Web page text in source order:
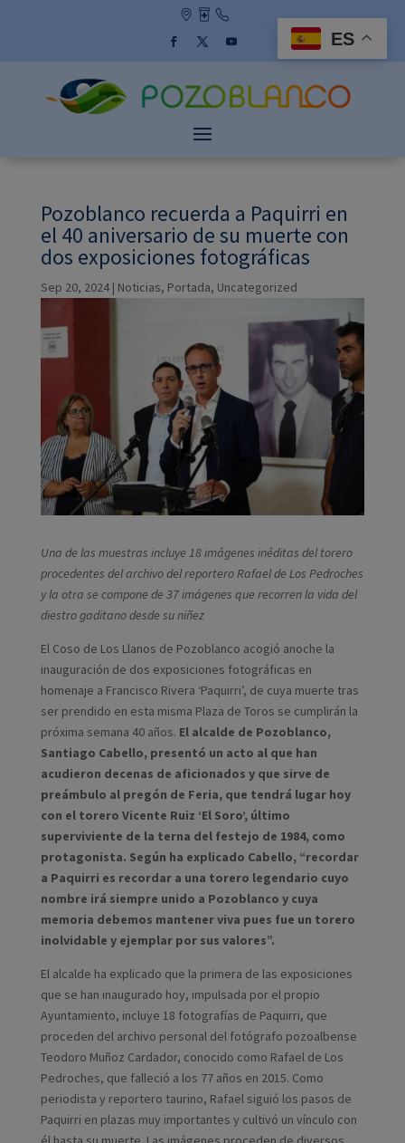
Pozoblanco recuerda a Paquirri en
el 40 aniversario de su muerte con
dos exposiciones fotográficas
Sep 20, 2024| Noticias, Portada, Uncategorized
Una de las muestras incluye 18 imágenes inéditas del torero
procedentes del archivo del reportero Rafael de Los Pedroches
y la otra se compone de 37 imágenes que recorren la vida del
diestro gaditano desde su niñez
El Coso de Los Llanos de Pozoblanco acogió anoche la
inauguración de dos exposiciones fotográficas en
homenaje a Francisco Rivera ‘Paquirri’, de cuya muerte tras
ser prendido en esta misma Plaza de Toros se cumplirán la
próxima semana 40 años. El alcalde de Pozoblanco,
Santiago Cabello, presentó un acto al que han
acudieron decenas de aficionados y que sirve de
preámbulo al pregón de Feria, que tendrá lugar hoy
con el torero Vicente Ruiz ‘El Soro’, último
superviviente de la terna del festejo de 1984, como
protagonista. Según ha explicado Cabello, “recordar
a Paquirri es recordar a una torero legendario cuyo
nombre irá siempre unido a Pozoblanco y cuya
memoria debemos mantener viva pues fue un torero
inolvidable y ejemplar por sus valores”.
El alcalde ha explicado que la primera de las exposiciones
que se han inaugurado hoy, impulsada por el propio
Ayuntamiento, incluye 18 fotografías de Paquirri, que
proceden del archivo personal del fotógrafo pozoalbense
Teodoro Muñoz Cardador, conocido como Rafael de Los
Pedroches, que falleció a los 77 años en 2015. Como
periodista y reportero taurino, Rafael siguió los pasos de
Paquirri en plazas muy importantes y cultivó un vínculo con
ES